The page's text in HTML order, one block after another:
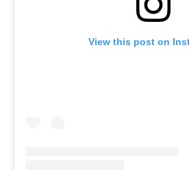
View this post on